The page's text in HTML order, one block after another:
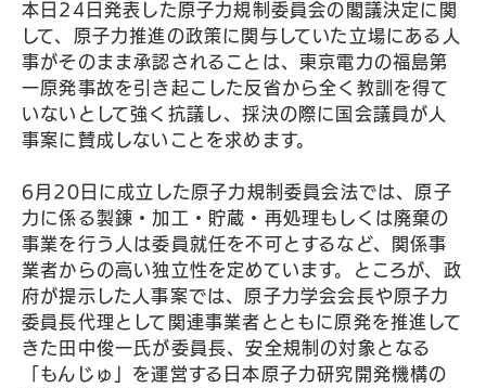
本日24日発表した原子力規制委員会の閣議決定に関
して、原子力推進の政策に関与していた立場にある人
事がそのまま承認されることは、東京電力の福島第
一原発事故を引き起こした反省から全く教訓を得て
いないとして強く抗議し、採決の際に国会議員が人
事案に賛成しないことを求めます。
6月20日に成立した原子力規制委員会法では、原子
力に係る製錬・加工・貯蔵・再処理もしくは廃棄の
事業を行う人は委員就任を不可とするなど、関係事
業者からの高い独立性を定めています。ところが、政
府が提示した人事案では、原子力学会会長や原子力
委員長代理として関連事業者とともに原発を推進して
きた田中俊一氏が委員長、安全規制の対象となる
「もんじゅ」を運営する日本原子力研究開発機構の